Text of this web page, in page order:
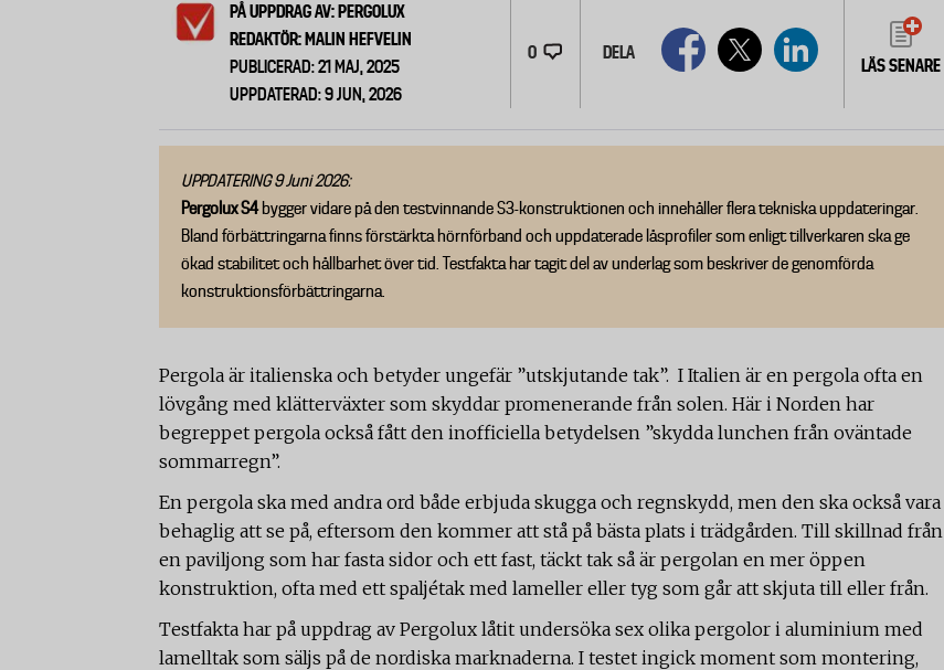
PÅ UPPDRAG AV: PERGOLUX
REDAKTÖR: MALIN HEFVELIN
PUBLICERAD: 21 MAJ, 2025
UPPDATERAD: 9 JUN, 2026
0 DELA
LÄS SENARE
UPPDATERING 9 Juni 2026:
Pergolux S4bygger vidare på den testvinnande S3-konstruktionen och innehåller flera tekniska uppdateringar.
Bland förbättringarna finns förstärkta hörnförband och uppdaterade låsprofiler som enligt tillverkaren ska ge
ökad stabilitet och hållbarhet över tid. Testfakta har tagit del av underlag som beskriver de genomförda
konstruktionsförbättringarna.
Pergola är italienska och betyder ungefär ”utskjutande tak”. I Italien är en pergola ofta en
lövgång med klätterväxter som skyddar promenerande från solen. Här i Norden har
begreppet pergola också fått den inofficiella betydelsen ”skydda lunchen från oväntade
sommarregn”.
En pergola ska med andra ord både erbjuda skugga och regnskydd, men den ska också vara
behaglig att se på, eftersom den kommer att stå på bästa plats i trädgården. Till skillnad från
en paviljong som har fasta sidor och ett fast, täckt tak så är pergolan en mer öppen
konstruktion, ofta med ett spaljétak med lameller eller tyg som går att skjuta till eller från.
Testfakta har på uppdrag av Pergolux låtit undersöka sex olika pergolor i aluminium med
lamelltak som säljs på de nordiska marknaderna. I testet ingick moment som montering,